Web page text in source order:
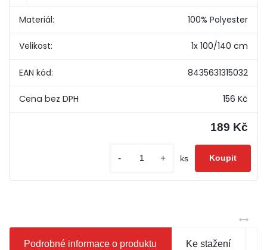
Materiál: 100% Polyester
Velikost: 1x 100/140 cm
EAN kód: 8435631315032
156 Kč
189 Kč
- + ks
Podrobné informace o produktu Ke stažení